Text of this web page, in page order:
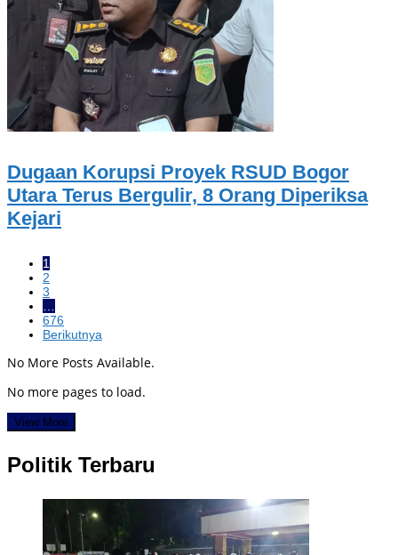
Dugaan Korupsi Proyek RSUD Bogor
Utara Terus Bergulir, 8 Orang Diperiksa
Kejari
1
2
3
…
676
Berikutnya
No More Posts Available.
No more pages to load.
View More
Politik Terbaru